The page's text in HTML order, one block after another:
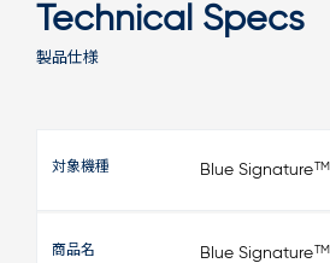
Technical Specs
製品仕様
対象機種 Blue SignatureTM
商品名 Blue SignatureTM